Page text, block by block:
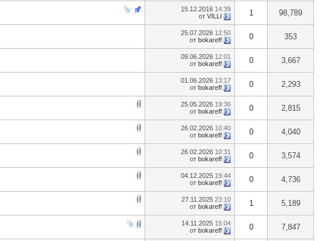
15.12.2016 14:39
от VILLI 1 98,789
25.07.2026 12:50
от bokareff 0 353
09.06.2026 12:01
от bokareff 0 3,667
01.06.2026 13:17
от bokareff 0 2,293
25.05.2026 19:36
от bokareff 0 2,815
26.02.2026 10:40
от bokareff 0 4,040
26.02.2026 10:31
от bokareff 0 3,574
04.12.2025 19:44
от bokareff 0 4,736
27.11.2025 23:10
от bokareff 1 5,189
14.11.2025 15:04
от bokareff 0 7,847